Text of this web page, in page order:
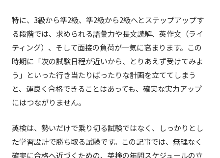
特に、3級から準2級、準2級から2級へとステップアップす
る段階では、求められる語彙力や長文読解、英作文（ライ
ティング）、そして面接の負荷が一気に高まります。この
時期に「次の試験日程が近いから、とりあえず受けてみよ
う」といった行き当たりばったりな計画を立ててしまう
と、運良く合格できることはあっても、確実な実力アップ
にはつながりません。
英検は、勢いだけで乗り切る試験ではなく、しっかりとし
た学習設計で勝ち取る試験です。この記事では、無理なく
確実に合格へ近づくための、英検の年間スケジュールの立